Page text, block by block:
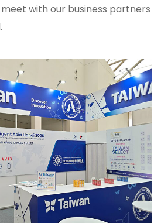
with our business partners